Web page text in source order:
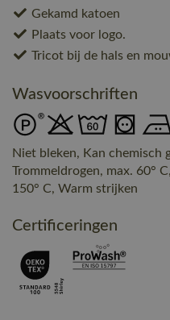
Gekamd katoen
Plaats voor logo.
Tricot bij de hals en
Wasvoorschriften
Niet bleken, Kan chemisch
Trommeldrogen, max. 60°
150° C, Warm strijken
Certificeringen